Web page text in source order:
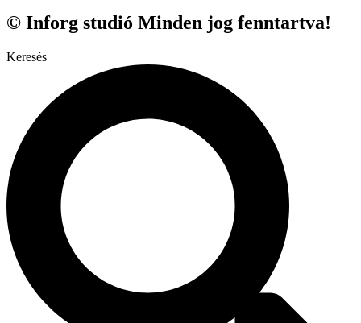
© Inforg studió Minden jog fenntartva!
Keresés